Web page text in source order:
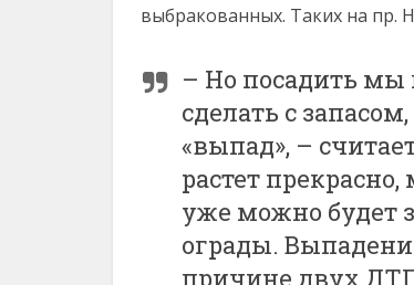
выбракованных. Таких на пр.
– Но посадить мы
сделать с
«выпад», –
растет
уже можно будет
ограды.
причине двух